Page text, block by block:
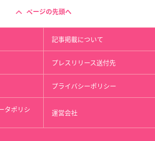
ページの先頭へ
記事掲載について
プレスリリース送付先
プライバシーポリシー
タポリシ 運営会社